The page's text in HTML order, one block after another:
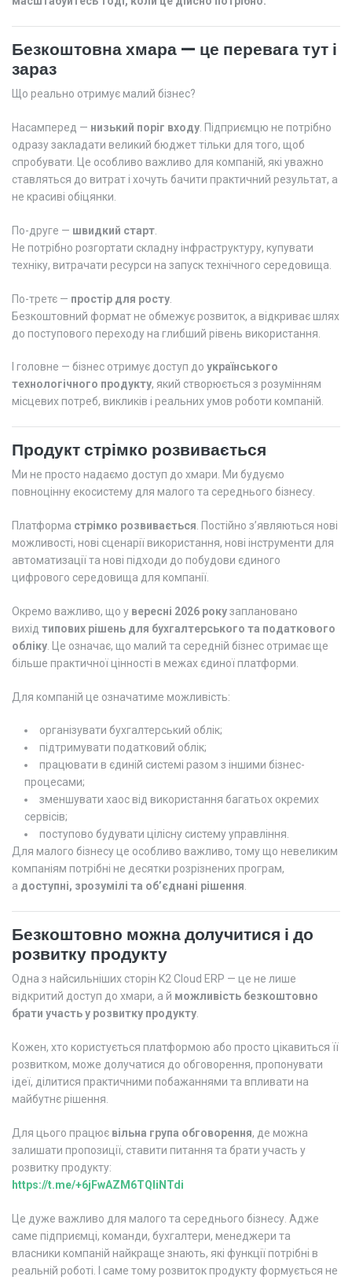
Безкоштовна хмара — це перевага тут і
зараз
Що реально отримує малий бізнес?
Насамперед — низький поріг входу . Підприємцю не потрібно
одразу закладати великий бюджет тільки для того, щоб
спробувати. Це особливо важливо для компаній, які уважно
ставляться до витрат і хочуть бачити практичний результат, а
не красиві обіцянки.
По-друге — швидкий старт
Не потрібно розгортати складну інфраструктуру, купувати
техніку, витрачати ресурси на запуск технічного середовища.
По-третє — простір для росту
Безкоштовний формат не обмежує розвиток, а відкриває шлях
до поступового переходу на глибший рівень використання.
І головне — бізнес отримує доступ до українського
технологічного продукту, який створюється з розумінням
місцевих потреб, викликів і реальних умов роботи компаній.
Продукт стрімко розвивається
Ми не просто надаємо доступ до хмари. Ми будуємо
повноцінну екосистему для малого та середнього бізнесу.
Платформа стрімко розвивається . Постійно з’являються нові
можливості, нові сценарії використання, нові інструменти для
автоматизації та нові підходи до побудови єдиного
цифрового середовища для компанії.
Окремо важливо, що у вересні 2026 рокузаплановано
вихід типових рішень для бухгалтерського та податкового
обліку . Це означає, що малий та середній бізнес отримає ще
більше практичної цінності в межах єдиної платформи.
Для компаній це означатиме можливість:
організувати бухгалтерський облік;
підтримувати податковий облік;
працювати в єдиній системі разом з іншими бізнес-
процесами;
зменшувати хаос від використання багатьох окремих
сервісів;
поступово будувати цілісну систему управління.
Для малого бізнесу це особливо важливо, тому що невеликим
компаніям потрібні не десятки розрізнених програм,
а доступні, зрозумілі та об’єднані рішення.
Безкоштовно можна долучитися і до
розвитку продукту
Одна з найсильніших сторін K2 Cloud ERP — це не лише
відкритий доступ до хмари, а й можливість безкоштовно
брати участь у розвитку продукту
Кожен, хто користується платформою або просто цікавиться її
розвитком, може долучатися до обговорення, пропонувати
ідеї, ділитися практичними побажаннями та впливати на
майбутнє рішення.
Для цього працює вільна група обговорення, де можна
залишати пропозиції, ставити питання та брати участь у
розвитку продукту:
https://t.me/+6jFwAZM6TQliNTdi
Це дуже важливо для малого та середнього бізнесу. Адже
саме підприємці, команди, бухгалтери, менеджери та
власники компаній найкраще знають, які функції потрібні в
реальній роботі. І саме тому розвиток продукту формується не